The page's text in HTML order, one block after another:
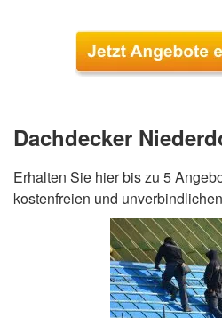
Dachdecker
Erhalten Sie hier bis zu 5
kostenfreien und